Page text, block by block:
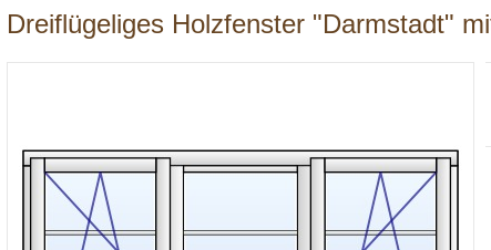
Dreiflügeliges Holzfenster "Darmstadt"